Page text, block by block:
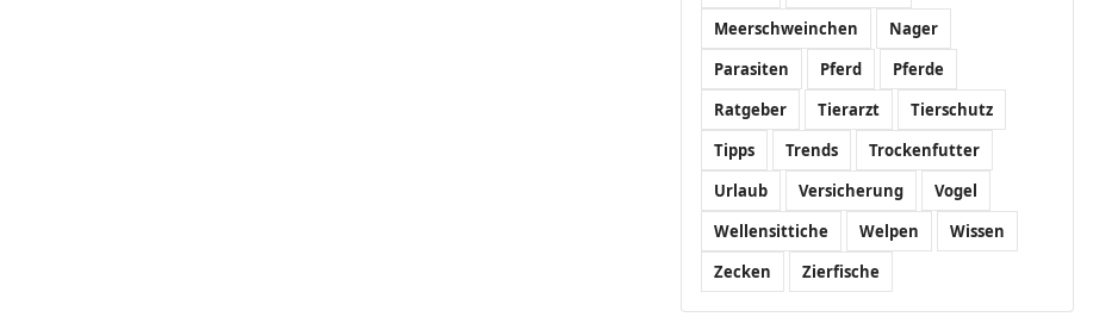
Meerschweinchen
Nager
Parasiten
Pferd
Pferde
Ratgeber
Tierarzt
Tierschutz
Tipps
Trends
Trockenfutter
Urlaub
Versicherung
Vogel
Wellensittiche
Welpen
Wissen
Zecken
Zierfische